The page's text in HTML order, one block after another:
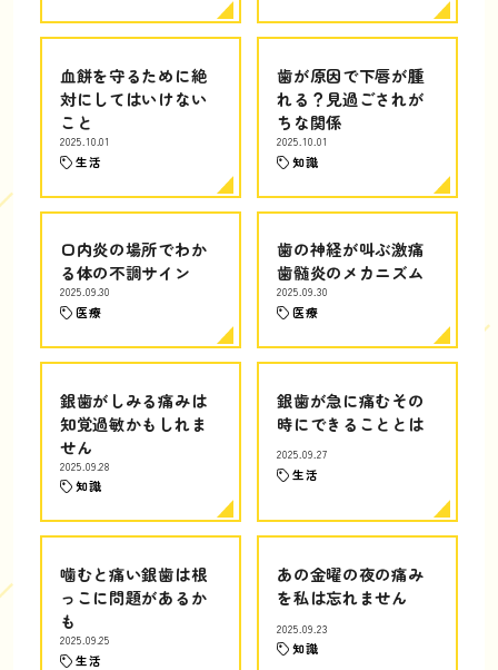
血餅を守るために絶
対にしてはいけない
こと
2025.10.01
生活
歯が原因で下唇が腫
れる？見過ごされが
ちな関係
2025.10.01
知識
口内炎の場所でわか
る体の不調サイン
2025.09.30
医療
歯の神経が叫ぶ激痛
歯髄炎のメカニズム
2025.09.30
医療
銀歯がしみる痛みは
知覚過敏かもしれま
せん
2025.09.28
知識
銀歯が急に痛むその
時にできることとは
2025.09.27
生活
噛むと痛い銀歯は根
っこに問題があるか
も
2025.09.25
生活
あの金曜の夜の痛み
を私は忘れません
2025.09.23
知識